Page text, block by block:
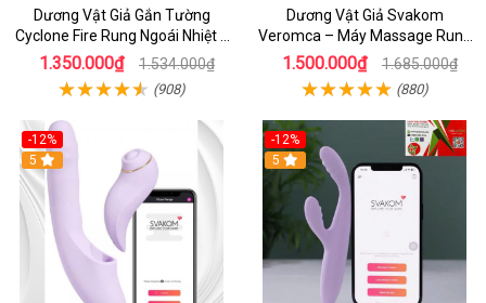
Dương Vật Giả Gắn Tường
Cyclone Fire Rung Ngoái Nhiệt 7
Chế Độ Silicon Cao Cấp
1.350.000₫ 1.534.000₫
(908)
Dương Vật Giả Svakom
Veromca – Máy Massage Rung
Thụt, Bú Mút Âm Vật & Điểm G
Cao Cấp
1.500.000₫ 1.685.000₫
(880)
-12%
5
-12%
5